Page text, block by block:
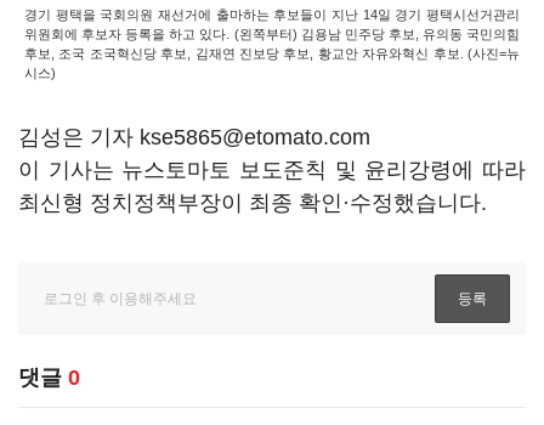
경기 평택을 국회의원 재선거에 출마하는 후보들이 지난 14일 경기 평택시선거관리
위원회에 후보자 등록을 하고 있다. (왼쪽부터) 김용남 민주당 후보, 유의동 국민의힘
후보, 조국 조국혁신당 후보, 김재연 진보당 후보, 황교안 자유와혁신 후보. (사진=뉴
시스)
김성은 기자 kse5865@etomato.com
이 기사는 뉴스토마토 보도준칙 및 윤리강령에 따라
최신형 정치정책부장이 최종 확인·수정했습니다.
댓글 0